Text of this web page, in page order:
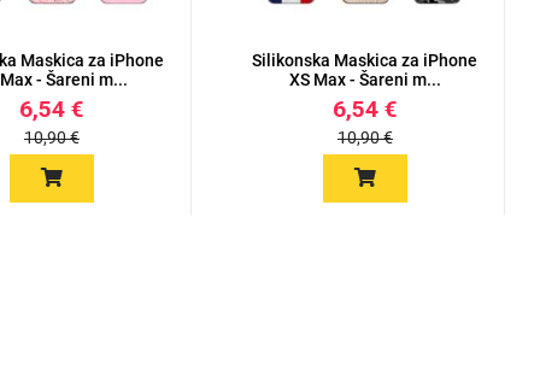
Maskica za iPhone
- Šareni m...
6,54 €
10,90 €
Silikonska Maskica za iPhone
XS Max - Šareni m...
6,54 €
10,90 €